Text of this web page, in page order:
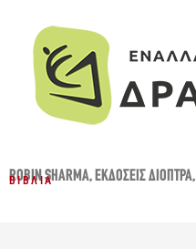
ROBIN SHARMA,ΕΚΔΌΣΕΙΣ ΔΙΌΠΤΡΑ,
ΒΙΒΛΊΑ